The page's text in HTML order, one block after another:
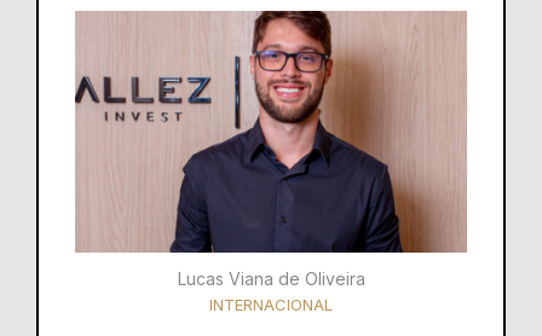
Lucas Viana de Oliveira
INTERNACIONAL